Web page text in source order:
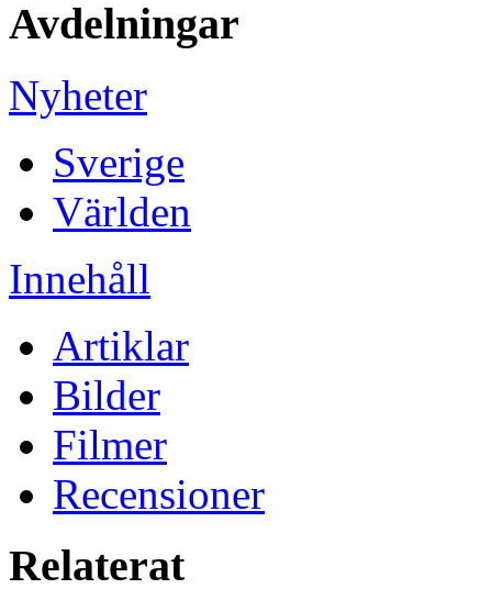
Avdelningar
Nyheter
Sverige
Världen
Innehåll
Artiklar
Bilder
Filmer
Recensioner
Relaterat